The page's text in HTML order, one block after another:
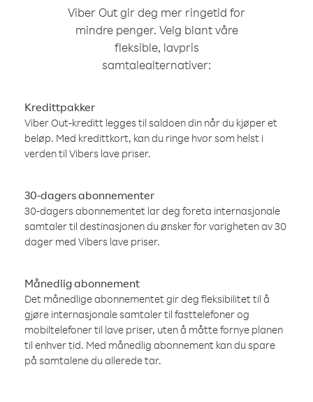
Viber Out gir deg mer ringetid for
mindre penger. Velg blant våre
fleksible, lavpris
samtalealternativer:
Kredittpakker
Viber Out-kreditt legges til saldoen din når du kjøper et
beløp. Med kredittkort, kan du ringe hvor som helst i
verden til Vibers lave priser.
30-dagers abonnementer
30-dagers abonnementet lar deg foreta internasjonale
samtaler til destinasjonen du ønsker for varigheten av 30
dager med Vibers lave priser.
Månedlig abonnement
Det månedlige abonnementet gir deg fleksibilitet til å
gjøre internasjonale samtaler til fasttelefoner og
mobiltelefoner til lave priser, uten å måtte fornye planen
til enhver tid. Med månedlig abonnement kan du spare
på samtalene du allerede tar.